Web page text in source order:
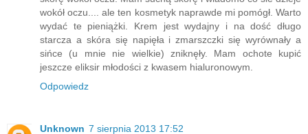
wokół oczu.... ale ten kosmetyk naprawde mi pomógł. Warto
wydać te pieniążki. Krem jest wydajny i na dość długo
starcza a skóra się napięła i zmarszczki się wyrównały a
sińce (u mnie nie wielkie) zniknęły. Mam ochote kupić
jeszcze eliksir młodości z kwasem hialuronowym.
Odpowiedz
Unknown 7 sierpnia 2013 17:52